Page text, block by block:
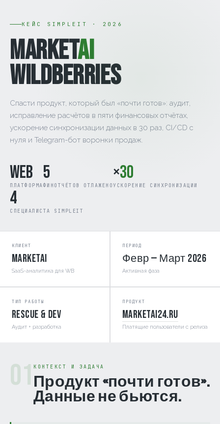
КЕЙС SIMPLEIT · 2026
MARKETAI
WILDBERRIES
Спасти продукт, который был «почти готов»: аудит,
исправление расчётов в пяти финансовых отчётах,
ускорение синхронизации данных в 30 раз, CI/CD с
нуля и Telegram-бот воронки продаж.
Web
ПЛАТФОРМА
5
ФИНОТЧЁТОВ ОТЛАЖЕНО
×30
УСКОРЕНИЕ СИНХРОНИЗАЦИИ
4
СПЕЦИАЛИСТА SIMPLEIT
КЛИЕНТ
MarketAI
SaaS-аналитика для WB
ПЕРИОД
Февр — Март 2026
Активная фаза
ТИП РАБОТЫ
Rescue & Dev
Аудит + разработка
ПРОДУКТ
marketai24.ru
Платящие пользователи с релиза
01 КОНТЕКСТ И ЗАДАЧА
Продукт «почти готов».
Данные не бьются.